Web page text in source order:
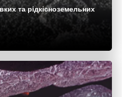
та рідкісноземельних